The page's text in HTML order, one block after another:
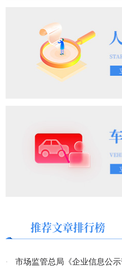
推荐文章排行榜
·
市场监管总局《企业信息公